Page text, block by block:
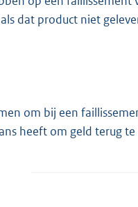
8
Kdat product niet
om bij een
heeft om geld terug